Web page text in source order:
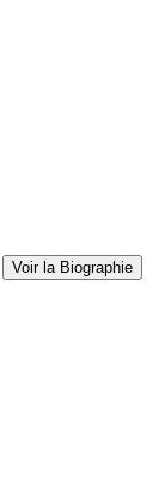
Voir la Biographie